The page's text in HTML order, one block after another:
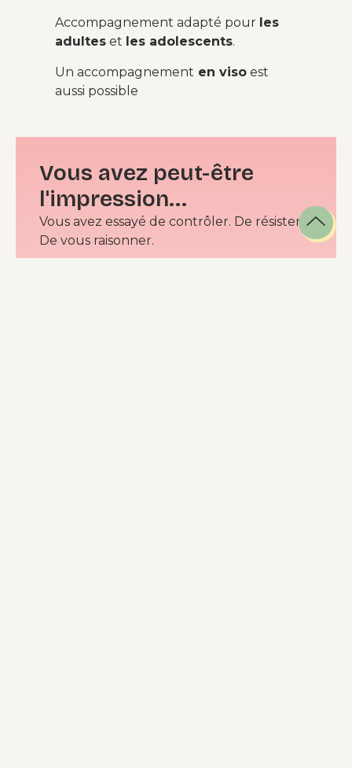
Accompagnement adapté pour les
adultes et les adolescents.
Un accompagnement en viso est
aussi possible
Vous avez peut-être
l'impression...
Vous avez essayé de contrôler. De résister.
De vous raisonner.